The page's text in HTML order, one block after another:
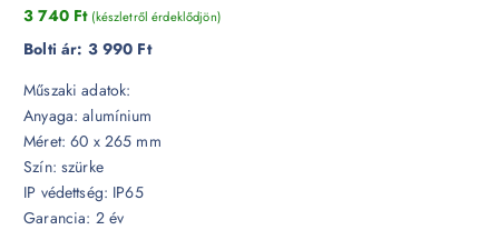
3 740 Ft (készletről érdeklődjön)
Bolti ár: 3 990 Ft
Műszaki adatok:
Anyaga: alumínium
Méret: 60 x 265 mm
Szín: szürke
IP védettség: IP65
Garancia: 2 év